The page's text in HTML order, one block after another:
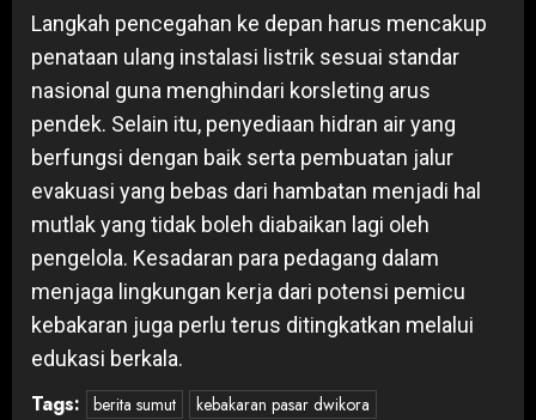
Langkah pencegahan ke depan harus mencakup
penataan ulang instalasi listrik sesuai standar
nasional guna menghindari korsleting arus
pendek. Selain itu, penyediaan hidran air yang
berfungsi dengan baik serta pembuatan jalur
evakuasi yang bebas dari hambatan menjadi hal
mutlak yang tidak boleh diabaikan lagi oleh
pengelola. Kesadaran para pedagang dalam
menjaga lingkungan kerja dari potensi pemicu
kebakaran juga perlu terus ditingkatkan melalui
edukasi berkala.
Tags: berita sumut
kebakaran pasar dwikora